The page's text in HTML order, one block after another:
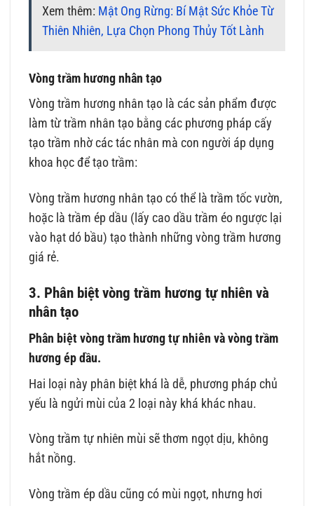
Xem thêm: Mật Ong Rừng: Bí Mật Sức Khỏe Từ
Thiên Nhiên, Lựa Chọn Phong Thủy Tốt Lành
Vòng trầm hương nhân tạo
Vòng trầm hương nhân tạo là các sản phẩm được
làm từ trầm nhân tạo bằng các phương pháp cấy
tạo trầm nhờ các tác nhân mà con người áp dụng
khoa học để tạo trầm:
Vòng trầm hương nhân tạo có thể là trầm tốc vườn,
hoặc là trầm ép dầu (lấy cao dầu trầm éo ngược lại
vào hạt dó bầu) tạo thành những vòng trầm hương
giá rẻ.
3. Phân biệt vòng trầm hương tự nhiên và
nhân tạo
Phân biệt vòng trầm hương tự nhiên và vòng trầm
hương ép dầu.
Hai loại này phân biệt khá là dễ, phương pháp chủ
yếu là ngửi mùi của 2 loại này khá khác nhau.
Vòng trầm tự nhiên mùi sẽ thơm ngọt dịu, không
hắt nồng.
Vòng trầm ép dầu cũng có mùi ngọt, nhưng hơi